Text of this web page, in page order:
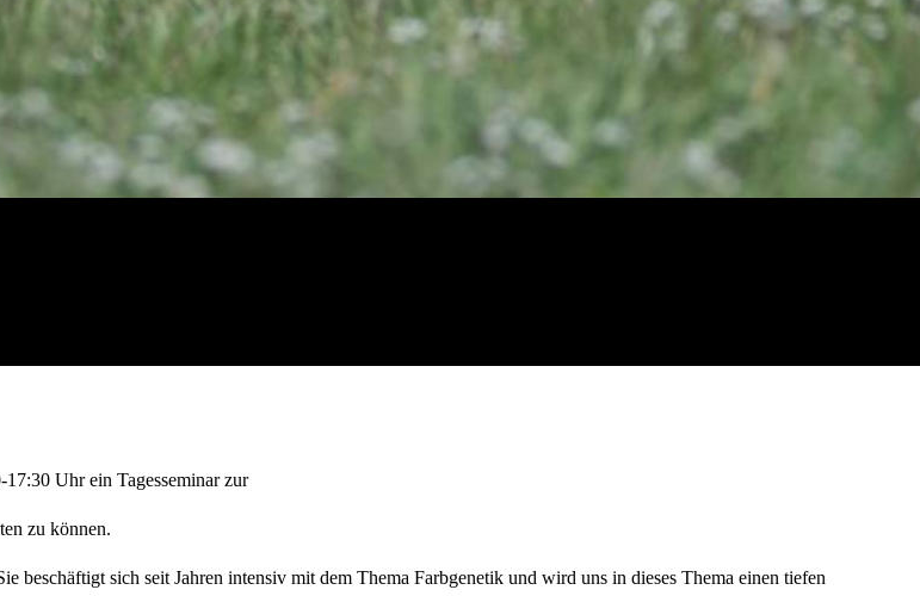
Uhr ein Tagesseminar zur
zu können.
beschäftigt sich seit Jahren intensiv mit dem Thema Farbgenetik und wird uns in dieses Thema einen tiefen